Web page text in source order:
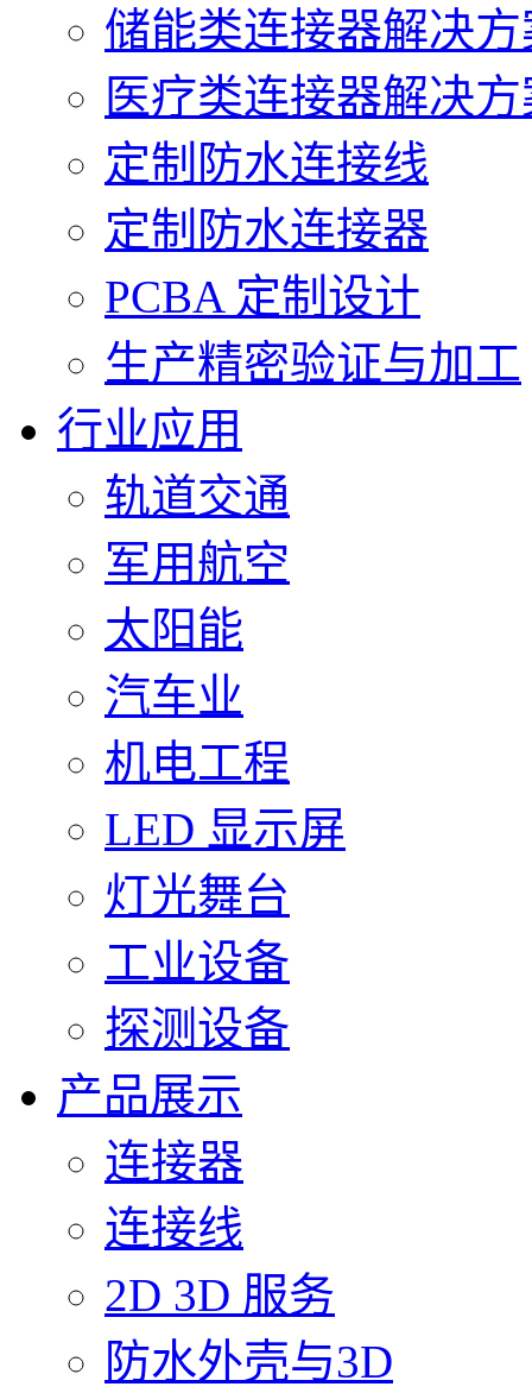
储能类连接器解决方
医疗类连接器解决
定制防水连接线
定制防水连接器
PCBA 定制设计
生产精密验证与加工
行业应用
轨道交通
军用航空
太阳能
汽车业
机电工程
LED 显示屏
灯光舞台
工业设备
探测设备
产品展示
连接器
连接线
2D 3D 服务
防水外壳与3D